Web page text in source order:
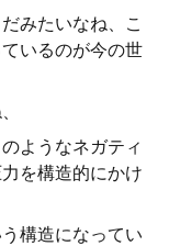
みたいなね、こ
いるのが今の世
ようなネガティ
を構造的にかけ
構造になってい